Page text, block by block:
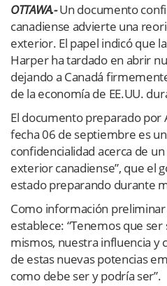
OTTAWA.-Un documento
canadiense advierte una
exterior. El papel indicó que
Harper ha tardado en abrir
dejando a Canadá
de la economía de EE.UU.
El documento preparado por
fecha 06 de septiembre es
confidencialidad acerca de
exterior canadiense”, que el
estado preparando durante
Como información
establece: “Tenemos que
mismos, nuestra influencia y
de estas nuevas potencias
como debe ser y podría ser”.